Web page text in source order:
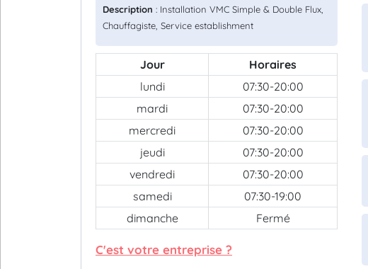
Description : Installation VMC Simple & Double Flux,
Chauffagiste, Service establishment
Jour
Horaires
lundi
07:30-20:00
mardi
07:30-20:00
mercredi
07:30-20:00
jeudi
07:30-20:00
vendredi
07:30-20:00
samedi
07:30-19:00
dimanche
Fermé
C'est votre entreprise ?